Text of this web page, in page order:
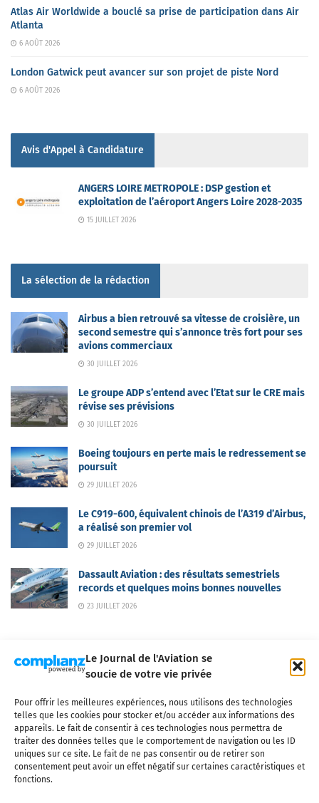
Le Journal de l'Aviation se
soucie de votre vie privée
Pour offrir les meilleures expériences, nous utilisons des technologies
telles que les cookies pour stocker et/ou accéder aux informations des
appareils. Le fait de consentir à ces technologies nous permettra de
traiter des données telles que le comportement de navigation ou les ID
uniques sur ce site. Le fait de ne pas consentir ou de retirer son
consentement peut avoir un effet négatif sur certaines caractéristiques et
fonctions.
Atlas Air Worldwide a bouclé sa prise de participation dans Air
Atlanta
6 AOÛT 2026
London Gatwick peut avancer sur son projet de piste Nord
6 AOÛT 2026
Avis d'Appel à Candidature
ANGERS LOIRE METROPOLE : DSP gestion et
exploitation de l’aéroport Angers Loire 2028-2035
15 JUILLET 2026
La sélection de la rédaction
Airbus a bien retrouvé sa vitesse de croisière, un
second semestre qui s’annonce très fort pour ses
avions commerciaux
30 JUILLET 2026
Le groupe ADP s’entend avec l’Etat sur le CRE mais
révise ses prévisions
30 JUILLET 2026
Boeing toujours en perte mais le redressement se
poursuit
29 JUILLET 2026
Le C919-600, équivalent chinois de l’A319 d’Airbus,
a réalisé son premier vol
29 JUILLET 2026
Dassault Aviation : des résultats semestriels
records et quelques moins bonnes nouvelles
23 JUILLET 2026
Qui sommes-nous ? Nous contacter
Partenaires
Mentions légales
CGV Politique de confidentialité Cookies